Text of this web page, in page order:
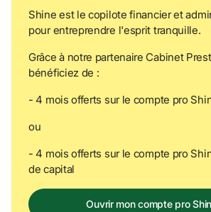
Shine est le copilote financier et
pour entreprendre l'esprit tranquille.
Grâce à notre partenaire Cabinet
bénéficiez de :
- 4 mois offerts sur le compte pro
ou
- 4 mois offerts sur le compte pro
de capital
Ouvrir mon compte pro